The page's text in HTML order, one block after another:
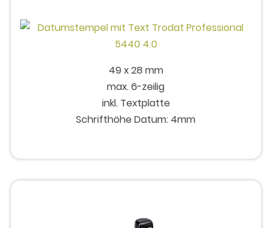
49 x 28 mm
max. 6-zeilig
inkl. Textplatte
Schrifthöhe Datum: 4mm